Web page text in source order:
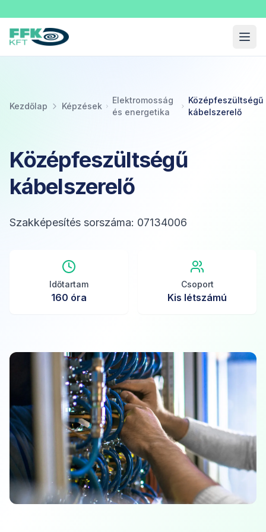
Fekete Felnőttképzési Kft.
Kezdőlap Képzések
Elektromosság
és energetika
Középfeszültségű
kábelszerelő
Középfeszültségű
kábelszerelő
Szakképesítés sorszáma: 07134006
Időtartam
160 óra
Csoport
Kis létszámú